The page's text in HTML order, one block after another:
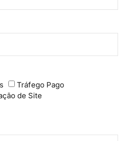
Tráfego Pago
de Site